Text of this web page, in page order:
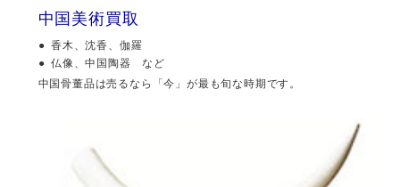
中国美術買取
香木、沈香、伽羅
仏像、中国陶器 など
中国骨董品は売るなら「今」が最も旬な時期です。